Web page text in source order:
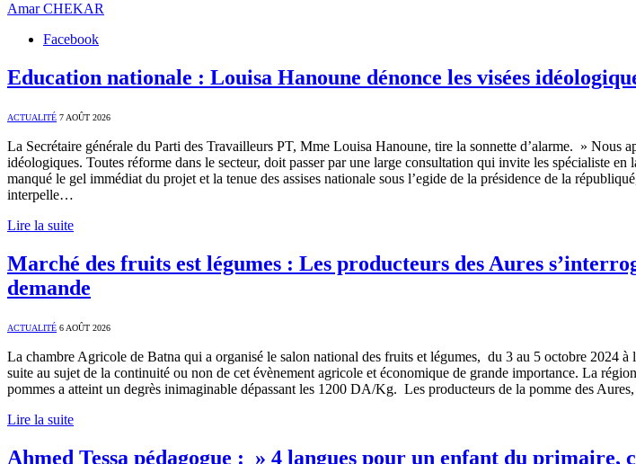
Amar CHEKAR
Facebook
Education nationale : Louisa Hanoune dénonce les visées
ACTUALITÉ 7 AOÛT 2026
La Secrétaire générale du Parti des Travailleurs PT, Mme Louisa Hanoune, tire la sonnette d’alarme. » Nous
idéologiques. Toutes réforme dans le secteur, doit passer par une large consultation qui invite les spécialiste
manqué le gel immédiat du projet et la tenue des assises nationale sous l’egide de la présidence de la
interpelle…
Lire la suite
Marché des fruits est légumes : Les producteurs des Aures
demande
ACTUALITÉ 6 AOÛT 2026
La chambre Agricole de Batna qui a organisé le salon national des fruits et légumes, du 3 au 5 octobre 2024
suite au sujet de la continuité ou non de cet évènement agricole et économique de grande importance. La
pommes a atteint un degrès inimaginable dépassant les 1200 DA/Kg. Les producteurs de la pomme des
Lire la suite
Ahmed Tessa pédagogue : » 4 langues pour un enfant du primaire,